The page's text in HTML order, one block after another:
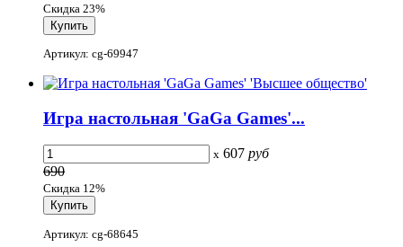
Скидка 23%
Артикул: cg-69947
Игра настольная 'GaGa Games'...
x 607 руб
690
Скидка 12%
Артикул: cg-68645